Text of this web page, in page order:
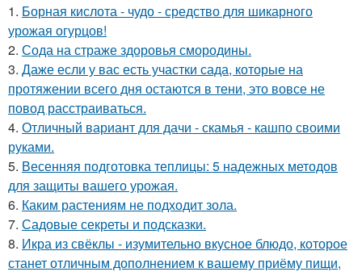
1. Борная кислота - чудо - средство для шикарного
урожая огурцов!
2. Сода на страже здоровья смородины.
3. Даже если у вас есть участки сада, которые на
протяжении всего дня остаются в тени, это вовсе не
повод расстраиваться.
4. Отличный вариант для дачи - скамья - кашпо своими
руками.
5. Весенняя подготовка теплицы: 5 надежных методов
для защиты вашего урожая.
6. Каким растениям не подходит зола.
7. Садовые секреты и подсказки.
8. Икра из свёклы - изумительно вкусное блюдо, которое
станет отличным дополнением к вашему приёму пищи,